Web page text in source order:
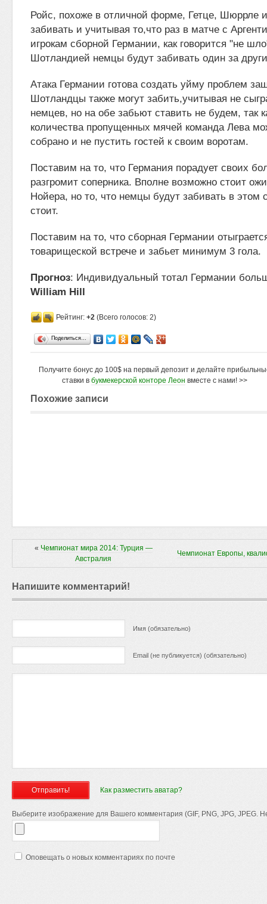
Ройс, похоже в отличной форме, Гетце, Шюррле
забивать и учитывая то,что раз в матче с
игрокам сборной Германии, как говорится "не
Шотландией немцы будут забивать один за
Атака Германии готова создать уйму проблем
Шотландцы также могут забить,учитывая не
немцев, но на обе забьют ставить не будем, так
количества пропущенных мячей команда Лева
собрано и не пустить гостей к своим воротам.
Поставим на то, что Германия порадует своих
разгромит соперника. Вполне возможно стоит
Нойера, но то, что немцы будут забивать в этом
стоит.
Поставим на то, что сборная Германии
товарищеской встрече и забьет минимум 3 гола.
Прогноз: Индивидуальный тотал Германии
William Hill
Рейтинг: +2 (Всего голосов: 2)
Поделиться…
Получите бонус до 100$ на первый депозит и делайте
ставки в букмекерской конторе Леон вместе с нами! >>
Похожие записи
« Чемпионат мира 2014: Турция —
Австралия
Чемпионат Европы,
Напишите комментарий!
Имя (обязательно)
Email (не публикуется) (обязательно)
Как разместить аватар?
Выберите изображение для Вашего комментария (GIF, PNG, JPG, JPEG.
Оповещать о новых комментариях по почте